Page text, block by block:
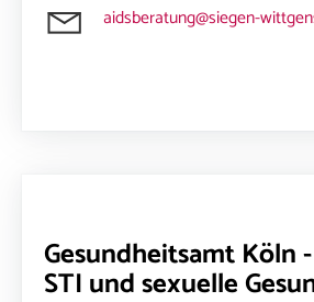
aidsberatung@siegen-
Gesundheitsamt Köln
STI und sexuelle